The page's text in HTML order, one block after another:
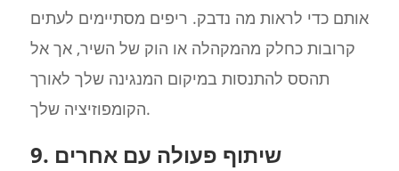
אותם כדי לראות מה נדבק. ריפים מסתיימים לעתים
קרובות כחלק מהמקהלה או הוק של השיר, אך אל
תהסס להתנסות במיקום המנגינה שלך לאורך
הקומפוזיציה שלך.
9. שיתוף פעולה עם אחרים